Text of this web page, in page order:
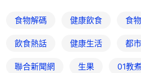
食物解碼 健康飲食 食
飲食熱話 健康生活 都
聯合新聞網 生果 01教